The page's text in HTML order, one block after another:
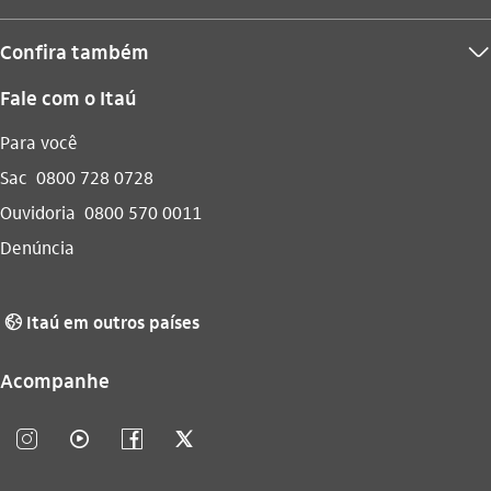
Confira também seta_baixo
Fale com o Itaú
Para você
Sac 0800 728 0728
Ouvidoria 0800 570 0011
Denúncia
globo_outline Itaú em outros países
Acompanhe
instagram_outline video_outline facebook_outline twitter_outline